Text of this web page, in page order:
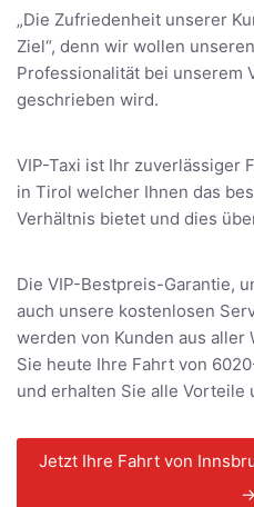
„Die Zufriedenheit unserer
Ziel“, denn wir wollen
Professionalität bei unserem
geschrieben wird.
VIP-Taxi ist Ihr zuverlässiger
in Tirol welcher Ihnen das
Verhältnis bietet und dies
Die VIP-Bestpreis-Garantie,
auch unsere kostenlosen
werden von Kunden aus aller
Sie heute Ihre Fahrt von
und erhalten Sie alle Vorteile
Jetzt Ihre Fahrt von
→